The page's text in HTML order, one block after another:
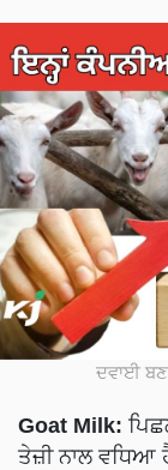
ਦਵਾਈ
Goat Milk:
ਤੇਜ਼ੀ ਨਾਲ ਵਧਿਆ